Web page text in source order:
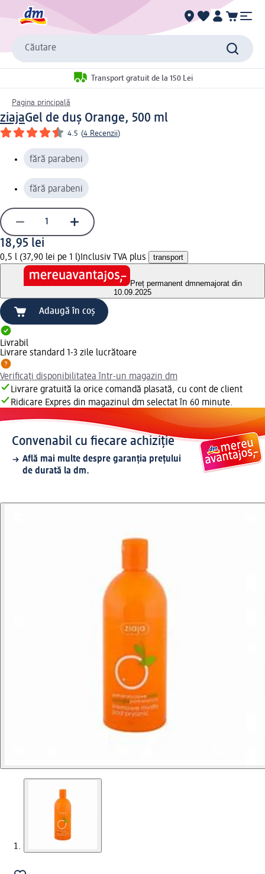
Căutare
Transport gratuit de la 150 Lei
Pagina principală
ziajaGel de duș Orange, 500 ml
4.5 (4 Recenzii)
fără parabeni
fără parabeni
18,95 lei
0,5 l (37,90 lei pe 1 l) Inclusiv TVA plus transport
Preț permanent dmnemajorat din
10.09.2025
Adaugă în coș
Livrabil
Livrare standard 1-3 zile lucrătoare
Verificați disponibilitatea într-un magazin dm
Livrare gratuită la orice comandă plasată, cu cont de client
Ridicare Expres din magazinul dm selectat în 60 minute.
Convenabil cu fiecare achiziție
Află mai multe despre garanția prețului
de durată la dm.